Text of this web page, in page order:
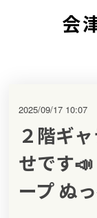
会
２階ギ
せです
ープ ぬ
2025/09/17 10:07